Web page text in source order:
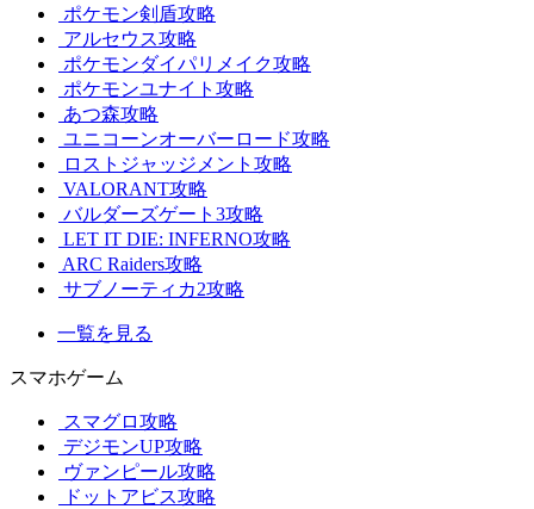
ポケモン剣盾攻略
アルセウス攻略
ポケモンダイパリメイク攻略
ポケモンユナイト攻略
あつ森攻略
ユニコーンオーバーロード攻略
ロストジャッジメント攻略
VALORANT攻略
バルダーズゲート3攻略
LET IT DIE: INFERNO攻略
ARC Raiders攻略
サブノーティカ2攻略
一覧を見る
スマホゲーム
スマグロ攻略
デジモンUP攻略
ヴァンピール攻略
ドットアビス攻略